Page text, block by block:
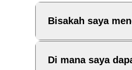
Bisakah saya
Di mana saya